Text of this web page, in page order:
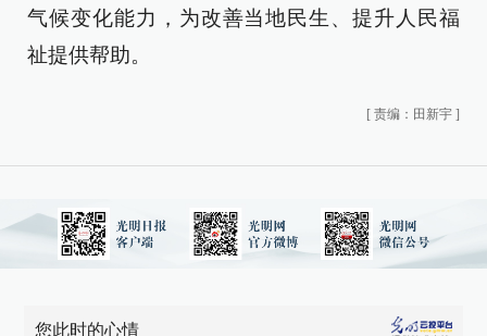
气候变化能力，为改善当地民生、提升人民福
祉提供帮助。
[ 责编：田新宇 ]
您此时的心情